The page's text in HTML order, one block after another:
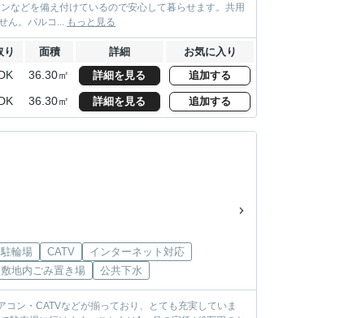
などを備え付けているので安心して暮らせます。共用
ん。バルコ... もっと見る
り 面積 詳細 お気に入り
36.30㎡ 詳細を見る 追加する
36.30㎡ 詳細を見る 追加する
駐輪場 CATV
インターネット対応
敷地内ごみ置き場
公共下水
ン・CATVなどが揃っており、とても充実していま